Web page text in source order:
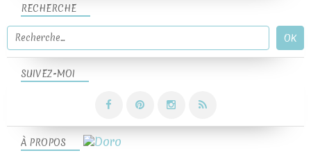
SUIVEZ-MOI
RECHERCHE
À PROPOS